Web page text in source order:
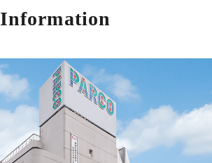
Information